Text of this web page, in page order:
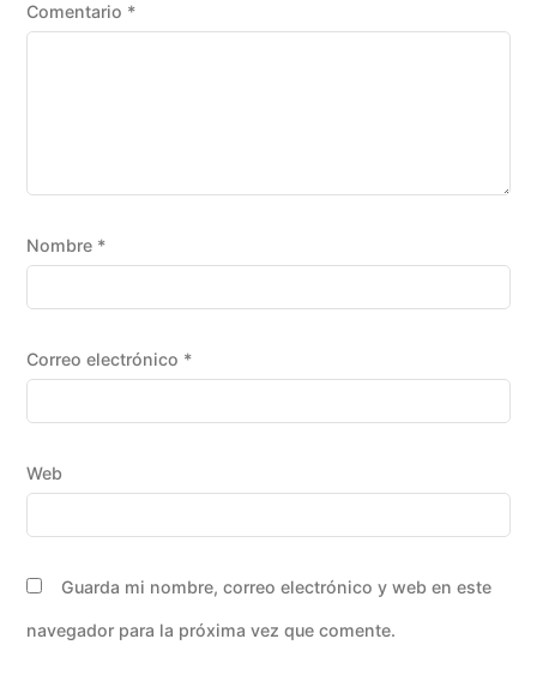
Comentario *
Nombre *
Correo electrónico *
Web
Guarda mi nombre, correo electrónico y web en este
navegador para la próxima vez que comente.